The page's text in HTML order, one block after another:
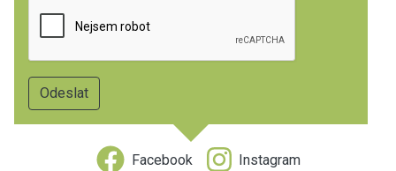
Facebook Instagram